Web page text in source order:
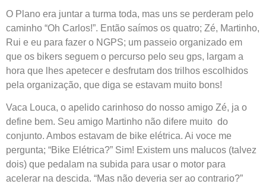
O Plano era juntar a turma toda, mas uns se perderam pelo
caminho “Oh Carlos!”. Então saímos os quatro; Zé, Martinho,
Rui e eu para fazer o NGPS; um passeio organizado em
que os bikers seguem o percurso pelo seu gps, largam a
hora que lhes apetecer e desfrutam dos trilhos escolhidos
pela organização, que diga se estavam muito bons!
Vaca Louca, o apelido carinhoso do nosso amigo Zé, ja o
define bem. Seu amigo Martinho não difere muito do
conjunto. Ambos estavam de bike elétrica. Ai voce me
pergunta; “Bike Elétrica?” Sim! Existem uns malucos (talvez
dois) que pedalam na subida para usar o motor para
acelerar na descida. “Mas não deveria ser ao contrario?”